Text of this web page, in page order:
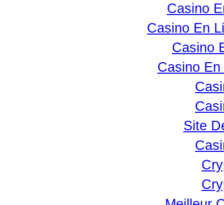
Casino
Casino En
Casino
Casino
Site